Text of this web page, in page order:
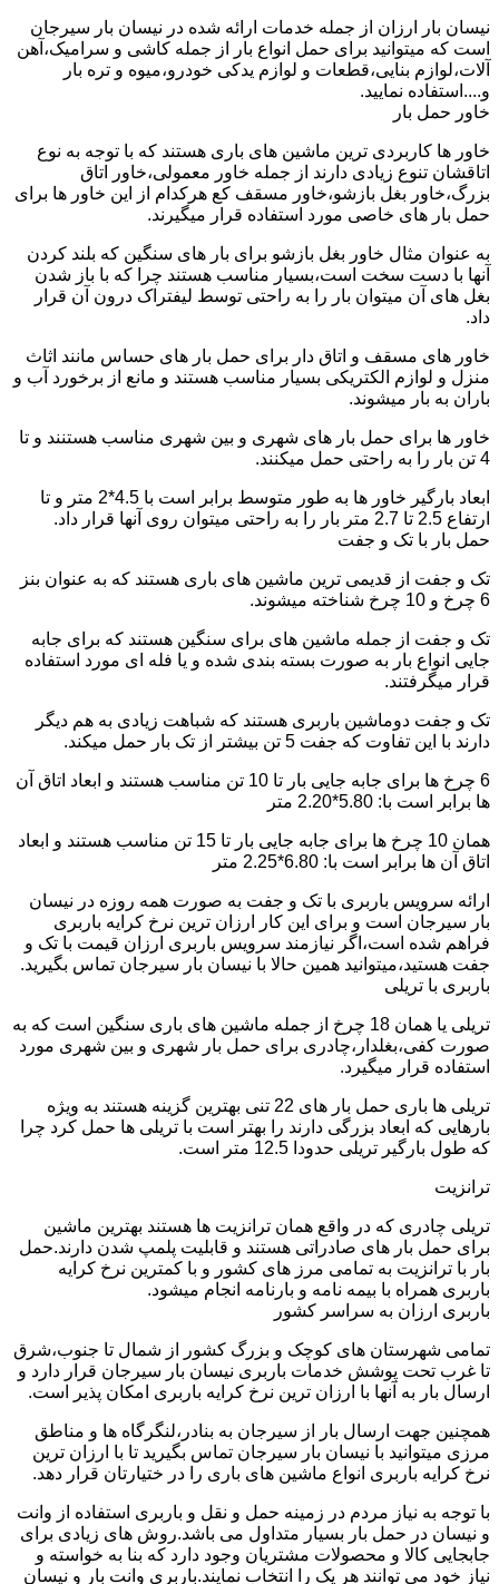
نیسان بار ارزان از جمله خدمات ارائه شده در نیسان بار سیرجان
است که میتوانید برای حمل انواع بار از جمله کاشی و سرامیک،آهن
آلات،لوازم بنایی،قطعات و لوازم یدکی خودرو،میوه و تره بار
و....استفاده نمایید.
خاور حمل بار
خاور ها کاربردی ترین ماشین های باری هستند که با توجه به نوع
اتاقشان تنوع زیادی دارند از جمله خاور معمولی،خاور اتاق
بزرگ،خاور بغل بازشو،خاور مسقف کع هرکدام از این خاور ها برای
حمل بار های خاصی مورد استفاده قرار میگیرند.
به عنوان مثال خاور بغل بازشو برای بار های سنگین که بلند کردن
آنها با دست سخت است،بسیار مناسب هستند چرا که با باز شدن
بغل های آن میتوان بار را به راحتی توسط لیفتراک درون آن قرار
داد.
خاور های مسقف و اتاق دار برای حمل بار های حساس مانند اثاث
منزل و لوازم الکتریکی بسیار مناسب هستند و مانع از برخورد آب و
باران به بار میشوند.
خاور ها برای حمل بار های شهری و بین شهری مناسب هستنند و تا
4 تن بار را به راحتی حمل میکنند.
ابعاد بارگیر خاور ها به طور متوسط برابر است با 4.5*2 متر و تا
ارتفاع 2.5 تا 2.7 متر بار را به راحتی میتوان روی آنها قرار داد.
حمل بار با تک و جفت
تک و جفت از قدیمی ترین ماشین های باری هستند که به عنوان بنز
6 چرخ و 10 چرخ شناخته میشوند.
تک و جفت از جمله ماشین های برای سنگین هستند که برای جابه
جایی انواع بار به صورت بسته بندی شده و یا فله ای مورد استفاده
قرار میگرفتند.
تک و جفت دوماشین باربری هستند که شباهت زیادی به هم دیگر
دارند با این تفاوت که جفت 5 تن بیشتر از تک بار حمل میکند.
6 چرخ ها برای جابه جایی بار تا 10 تن مناسب هستند و ابعاد اتاق آن
ها برابر است با: 5.80*2.20 متر
همان 10 چرخ ها برای جابه جایی بار تا 15 تن مناسب هستند و ابعاد
اتاق آن ها برابر است با: 6.80*2.25 متر
ارائه سرویس باربری با تک و جفت به صورت همه روزه در نیسان
بار سیرجان است و برای این کار ارزان ترین نرخ کرایه باربری
فراهم شده است،اگر نیازمند سرویس باربری ارزان قیمت با تک و
جفت هستید،میتوانید همین حالا با نیسان بار سیرجان تماس بگیرید.
باربری با تریلی
تریلی یا همان 18 چرخ از جمله ماشین های باری سنگین است که به
صورت کفی،بغلدار،چادری برای حمل بار شهری و بین شهری مورد
استفاده قرار میگیرد.
تریلی ها باری حمل بار های 22 تنی بهترین گزینه هستند به ویژه
بارهایی که ابعاد بزرگی دارند را بهتر است با تریلی ها حمل کرد چرا
که طول بارگیر تریلی حدودا 12.5 متر است.
ترانزیت
تریلی چادری که در واقع همان ترانزیت ها هستند بهترین ماشین
برای حمل بار های صادراتی هستند و قابلیت پلمپ شدن دارند.حمل
بار با ترانزیت به تمامی مرز های کشور و با کمترین نرخ کرایه
باربری همراه با بیمه نامه و بارنامه انجام میشود.
باربری ارزان به سراسر کشور
تمامی شهرستان های کوچک و بزرگ کشور از شمال تا جنوب،شرق
تا غرب تحت پوشش خدمات باربری نیسان بار سیرجان قرار دارد و
ارسال بار به آنها با ارزان ترین نرخ کرایه باربری امکان پذیر است.
همچنین جهت ارسال بار از سیرجان به بنادر،لنگرگاه ها و مناطق
مرزی میتوانید با نیسان بار سیرجان تماس بگیرید تا با ارزان ترین
نرخ کرایه باربری انواع ماشین های باری را در ختیارتان قرار دهد.
با توجه به نیاز مردم در زمینه حمل و نقل و باربری استفاده از وانت
و نیسان در حمل بار بسیار متداول می باشد.روش های زیادی برای
جابجایی کالا و محصولات مشتریان وجود دارد که بنا به خواسته و
نیاز خود می توانند هر یک را انتخاب نمایند.باربری وانت بار و نیسان